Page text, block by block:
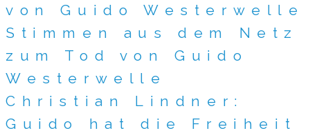
von Guido Westerwelle
Stimmen aus dem Netz
zum Tod von Guido
Westerwelle
Christian Lindner:
Guido hat die Freiheit